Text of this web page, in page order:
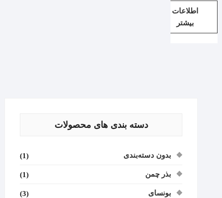
اطلاعات
بیشتر
دسته بندی های محصولات
بدون دسته‌بندی (1)
بذر چمن (1)
بونسای (3)